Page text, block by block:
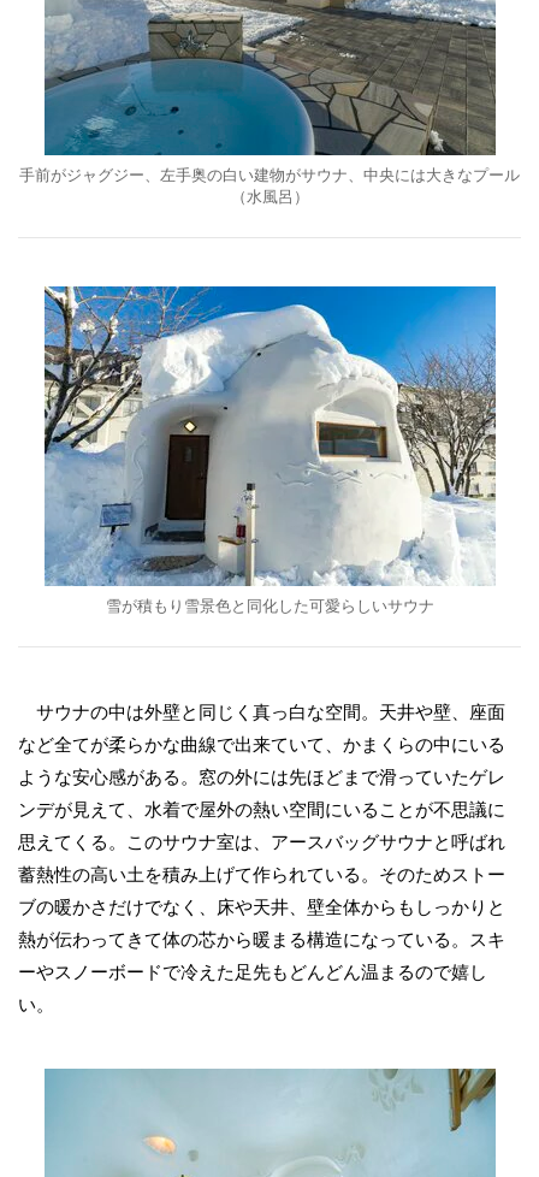
手前がジャグジー、左手奥の白い建物がサウナ、中央には大きなプール
（水風呂）
雪が積もり雪景色と同化した可愛らしいサウナ
サウナの中は外壁と同じく真っ白な空間。天井や壁、座面
など全てが柔らかな曲線で出来ていて、かまくらの中にいる
ような安心感がある。窓の外には先ほどまで滑っていたゲレ
ンデが見えて、水着で屋外の熱い空間にいることが不思議に
思えてくる。このサウナ室は、アースバッグサウナと呼ばれ
蓄熱性の高い土を積み上げて作られている。そのためストー
ブの暖かさだけでなく、床や天井、壁全体からもしっかりと
熱が伝わってきて体の芯から暖まる構造になっている。スキ
ーやスノーボードで冷えた足先もどんどん温まるので嬉し
い。